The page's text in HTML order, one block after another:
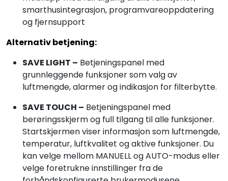
smarthusintegrasjon, programvareoppdatering
og fjernsupport
Alternativ betjening:
SAVE LIGHT – Betjeningspanel med
grunnleggende funksjoner som valg av
luftmengde, alarmer og indikasjon for filterbytte.
SAVE TOUCH – Betjeningspanel med
berøringsskjerm og full tilgang til alle funksjoner.
Startskjermen viser informasjon som luftmengde,
temperatur, luftkvalitet og aktive funksjoner. Du
kan velge mellom MANUELL og AUTO-modus eller
velge foretrukne innstillinger fra de